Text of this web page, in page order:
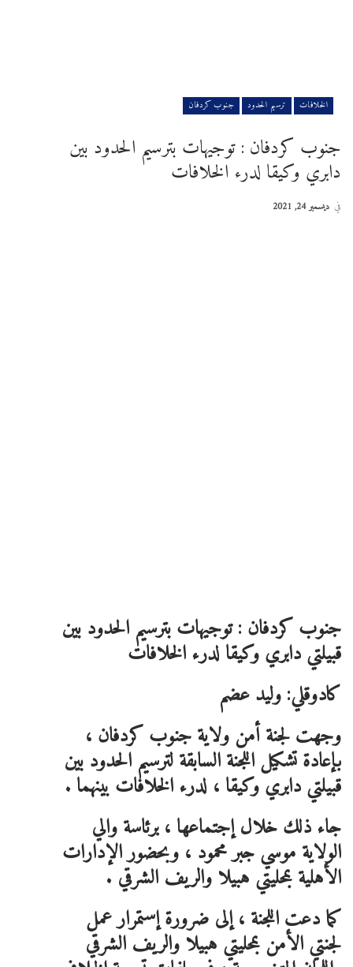
الخلافات ترسيم الحدود جنوب كردفان
جنوب كردفان : توجيهات بترسيم الحدود بين
دابري وكيقا لدرء الخلافات
في ديسمبر 24, 2021
جنوب كردفان : توجيهات بترسيم الحدود بين
قبيلتي دابري وكيقا لدرء الخلافات
كادوقلي: وليد عضم
وجهت لجنة أمن ولاية جنوب كردفان ،
بإعادة تشكيل اللجنة السابقة لترسيم الحدود بين
قبيلتي دابري وكيقا ، لدرء الخلافات بينهما .
جاء ذلك خلال إجتماعها ، برئاسة والي
الولاية موسي جبر محمود ، وبحضور الإدارات
الأهلية بمحليتي هبيلا والريف الشرقي .
كما دعت اللجنة ، إلى ضرورة إستمرار عمل
لجنتي الأمن بمحليتي هبيلا والريف الشرقي